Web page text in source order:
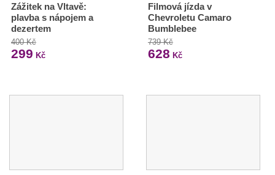
Zážitek na Vltavě:
plavba s nápojem a
dezertem
400 Kč
299 Kč
Filmová jízda v
Chevroletu Camaro
Bumblebee
739 Kč
628 Kč